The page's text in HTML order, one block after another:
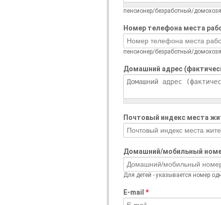
пенсионер/безработный/
Номер телефона места
пенсионер/безработный/
Домашний адрес
Почтовый индекс места
Домашний/мобильный
Для детей - указывается номер
E-mail *